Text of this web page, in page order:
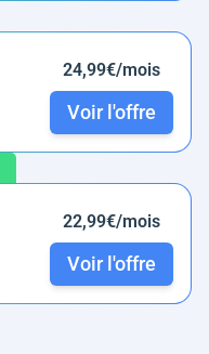
24,99€/mois
Voir l'offre
22,99€/mois
Voir l'offre